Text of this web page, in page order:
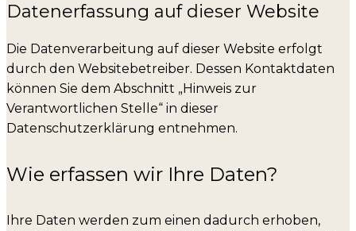
Datenerfassung auf dieser Website
Die Datenverarbeitung auf dieser Website erfolgt
durch den Websitebetreiber. Dessen Kontaktdaten
können Sie dem Abschnitt „Hinweis zur
Verantwortlichen Stelle“ in dieser
Datenschutzerklärung entnehmen.
Wie erfassen wir Ihre Daten?
Ihre Daten werden zum einen dadurch erhoben,